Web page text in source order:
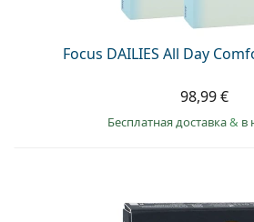
Focus DAILIES All Day
98,99 €
Бесплатная доставка& в